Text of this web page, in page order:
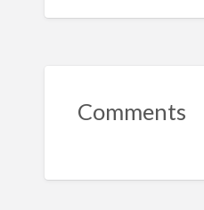
Comments